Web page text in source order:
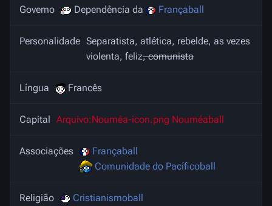
Governo Dependência da Françaball
Personalidade Separatista, atlética, rebelde, as vezes
violenta, feliz, comunista
Língua Francês
Capital Arquivo:Nouméa-icon.png Nouméaball
Associações
Françaball
Comunidade do Pacíficoball
Religião Cristianismoball